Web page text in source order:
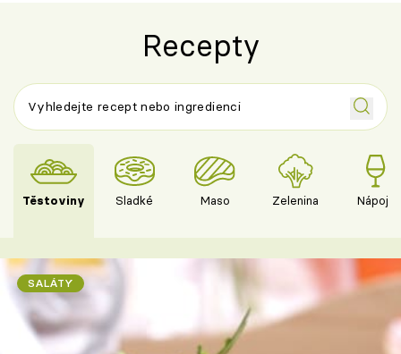
Recepty
Těstoviny Sladké Maso Zelenina Nápoje
SALÁTY